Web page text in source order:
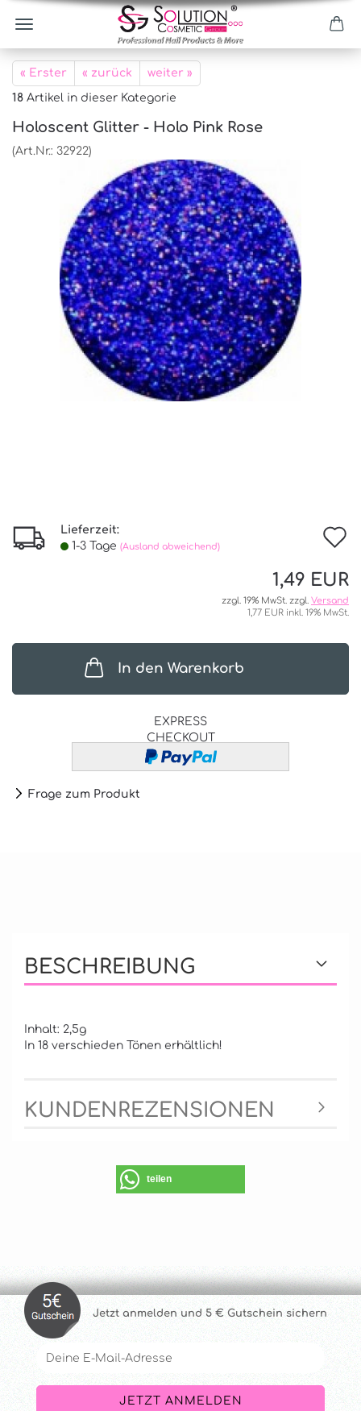
« Erster « zurück weiter »
18 Artikel in dieser Kategorie
Holoscent Glitter - Holo Pink Rose
(Art.Nr.: 32922)
Lieferzeit:
1-3 Tage (Ausland abweichend)
1,49 EUR
zzgl. 19% MwSt. zzgl. Versand
1,77 EUR inkl. 19% MwSt.
In den Warenkorb
EXPRESS
CHECKOUT
Frage zum Produkt
BESCHREIBUNG
Inhalt: 2,5g
In 18 verschieden Tönen erhältlich!
KUNDENREZENSIONEN
teilen
Jetzt anmelden und 5 € Gutschein sichern